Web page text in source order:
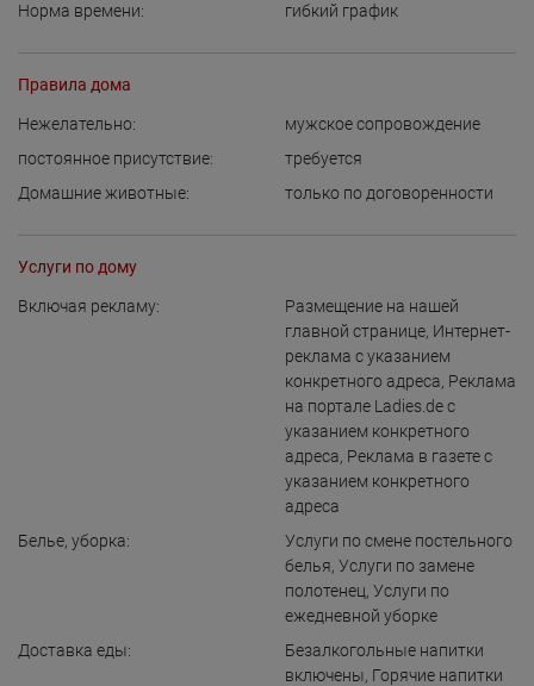
Норма времени:
гибкий график
Правила дома
Нежелательно:
мужское сопровождение
постоянное присутствие:
требуется
Домашние животные:
только по договоренности
Услуги по дому
Включая рекламу:
Размещение на нашей
главной странице, Интернет-
реклама с указанием
конкретного адреса, Реклама
на портале Ladies.de с
указанием конкретного
адреса, Реклама в газете с
указанием конкретного
адреса
Белье, уборка:
Услуги по смене постельного
белья, Услуги по замене
полотенец, Услуги по
ежедневной уборке
Доставка еды:
Безалкогольные напитки
включены, Горячие напитки